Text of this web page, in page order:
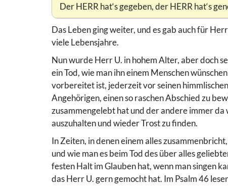
Der HERR hat‘s gegeben, der HERR hat‘s
Das Leben ging weiter, und es gab auch für
viele Lebensjahre.
Nun wurde Herr U. in hohem Alter, aber doch
ein Tod, wie man ihn einem Menschen
vorbereitet ist, jederzeit vor seinen
Angehörigen, einen so raschen Abschied zu
zusammengelebt hat und der andere immer
auszuhalten und wieder Trost zu finden.
In Zeiten, in denen einem alles
und wie man es beim Tod des über alles
festen Halt im Glauben hat, wenn man singen
das Herr U. gern gemocht hat. Im Psalm 46